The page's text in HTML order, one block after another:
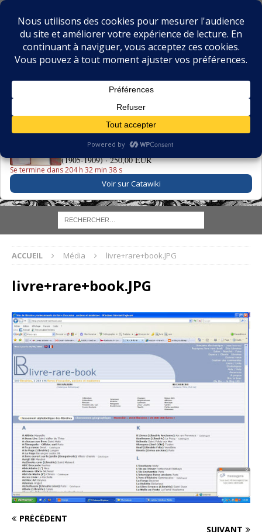
BIBLIOPHILIE.COM
LE BLOG DU BIBLIOPHILE, DES BIBLIOPHILES, DE LA
La Grande Danse Macabre des Vifs - Martin van Maële
(1905-1909) ·250,00 EUR
Se termine dans 204 h 32 min 38 s
Voir sur Catawiki
ACCUEIL Média livre+rare+book.JPG
livre+rare+book.JPG
PRÉCÉDENT
SUIVANT